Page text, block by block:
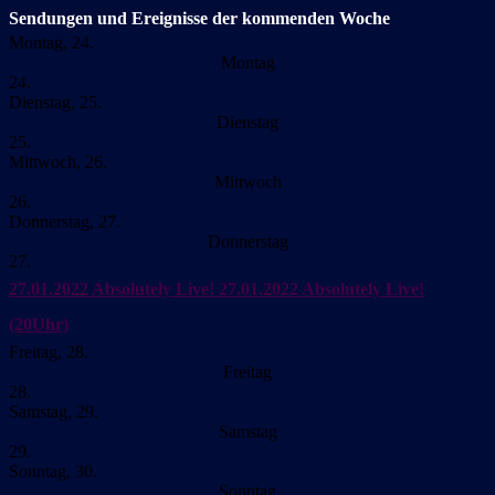
Sendungen und Ereignisse der kommenden Woche
Montag, 24.
Montag
24.
Dienstag, 25.
Dienstag
25.
Mittwoch, 26.
Mittwoch
26.
Donnerstag, 27.
Donnerstag
27.
27.01.2022 Absolutely Live! 27.01.2022 Absolutely Live!
(20Uhr)
Freitag, 28.
Freitag
28.
Samstag, 29.
Samstag
29.
Sonntag, 30.
Sonntag